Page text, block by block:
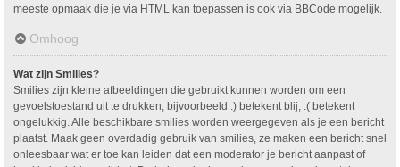
meeste opmaak die je via HTML kan toepassen is ook via BBCode mogelijk.
Omhoog
Wat zijn Smilies?
Smilies zijn kleine afbeeldingen die gebruikt kunnen worden om een
gevoelstoestand uit te drukken, bijvoorbeeld :) betekent blij, :( betekent
ongelukkig. Alle beschikbare smilies worden weergegeven als je een bericht
plaatst. Maak geen overdadig gebruik van smilies, ze maken een bericht snel
onleesbaar wat er toe kan leiden dat een moderator je bericht aanpast of